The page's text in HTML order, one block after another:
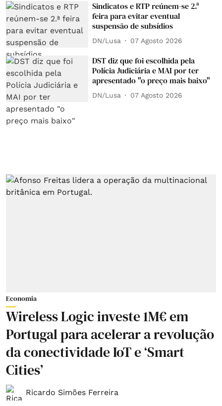
Sindicatos e RTP reúnem-se 2.ª
feira para evitar eventual
suspensão de subsídios
DN/Lusa 07 Agosto 2026
DST diz que foi escolhida pela
Polícia Judiciária e MAI por ter
apresentado "o preço mais baixo"
DN/Lusa 07 Agosto 2026
Economia
Wireless Logic investe 1M€ em
Portugal para acelerar a revolução
da conectividade IoT e ‘Smart
Cities’
Ricardo Simões Ferreira